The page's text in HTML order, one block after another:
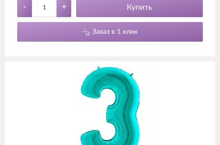
- + Купить
Заказ в 1 клик